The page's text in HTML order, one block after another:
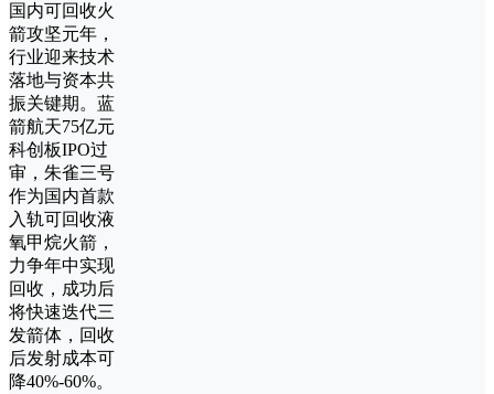
国内可回收火
箭攻坚元年，
行业迎来技术
落地与资本共
振关键期。蓝
箭航天75亿元
科创板IPO过
审，朱雀三号
作为国内首款
入轨可回收液
氧甲烷火箭，
力争年中实现
回收，成功后
将快速迭代三
发箭体，回收
后发射成本可
降40%-60%。